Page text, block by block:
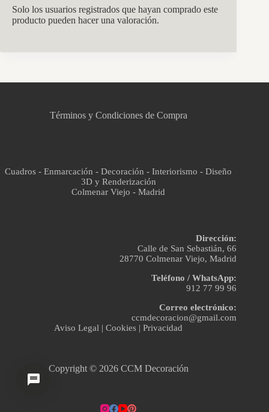
Solo los usuarios registrados que hayan comprado este
producto pueden hacer una valoración.
Términos y Condiciones de Compra
Cuadros - Enmarcación - Decoración - Interiorismo - Diseño
3D y Renderización
Colmenar Viejo - Madrid
Dirección:
Calle de San Sebastián, 66
28770 Colmenar Viejo, Madrid
Teléfono / WhatsApp:
912 77 99 96
Correo electrónico:
ccmdecoracion@gmail.com
Aviso Legal |Cookies |Privacidad
Copyright © 2026 CCM Decoración
Asistente virtual · En línea